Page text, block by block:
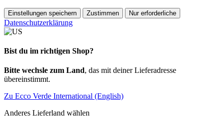
Einstellungen speichern Zustimmen Nur erforderliche
Datenschutzerklärung
Bist du im richtigen Shop?
Bitte wechsle zum Land, das mit deiner Lieferadresse
übereinstimmt.
Zu Ecco Verde International (English)
Anderes Lieferland wählen